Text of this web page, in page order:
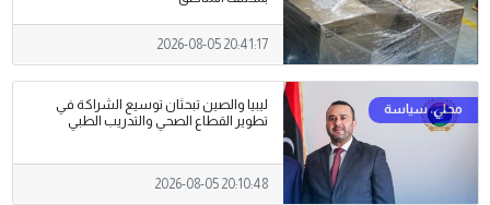
2026-08-05 20:41:17
ليبيا والصين تبحثان توسيع الشراكة في
تطوير القطاع الصحي والتدريب الطبي
2026-08-05 20:10:48